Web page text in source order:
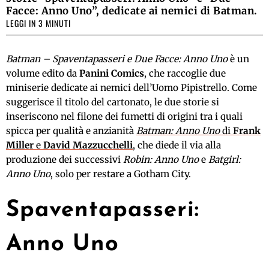
Facce: Anno Uno”, dedicate ai nemici di Batman.
LEGGI IN 3 MINUTI
Batman – Spaventapasseri e Due Facce: Anno Unoè un
volume edito da Panini Comics, che raccoglie due
miniserie dedicate ai nemici dell’Uomo Pipistrello. Come
suggerisce il titolo del cartonato, le due storie si
inseriscono nel filone dei fumetti di origini tra i quali
spicca per qualità e anzianità Batman: Anno Unodi Frank
Miller e David Mazzucchelli, che diede il via alla
produzione dei successivi Robin: Anno Unoe Batgirl:
Anno Uno, solo per restare a Gotham City.
Spaventapasseri:
Anno Uno